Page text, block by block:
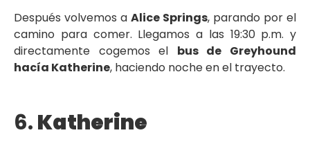
Después volvemos a Alice Springs, parando por el
camino para comer. Llegamos a las 19:30 p.m. y
directamente cogemos el bus de Greyhound
hacía Katherine, haciendo noche en el trayecto.
6.Katherine